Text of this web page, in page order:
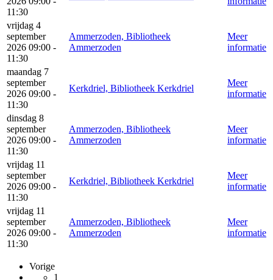
11:30
vrijdag 4
september
2026 09:00 -
11:30
Ammerzoden, Bibliotheek
Ammerzoden
Meer
informatie
maandag 7
september
2026 09:00 -
11:30
Kerkdriel, Bibliotheek Kerkdriel
Meer
informatie
dinsdag 8
september
2026 09:00 -
11:30
Ammerzoden, Bibliotheek
Ammerzoden
Meer
informatie
vrijdag 11
september
2026 09:00 -
11:30
Kerkdriel, Bibliotheek Kerkdriel
Meer
informatie
vrijdag 11
september
2026 09:00 -
11:30
Ammerzoden, Bibliotheek
Ammerzoden
Meer
informatie
Vorige
1